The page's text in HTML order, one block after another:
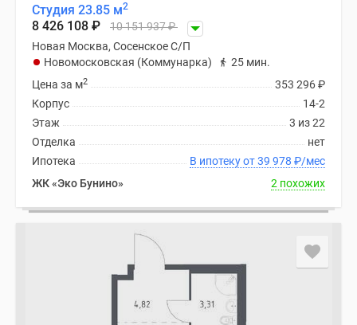
Студия 23.85 м2
8 426 108 ₽ 10 151 937₽
Новая Москва, Сосенское С/П
Новомосковская (Коммунарка)
25 мин.
353 296₽
Цена за м2
14-2
Корпус
3 из 22
Этаж
нет
Отделка
В ипотеку от 39 978 ₽/мес
Ипотека
ЖК «Эко Бунино»
2 похожих